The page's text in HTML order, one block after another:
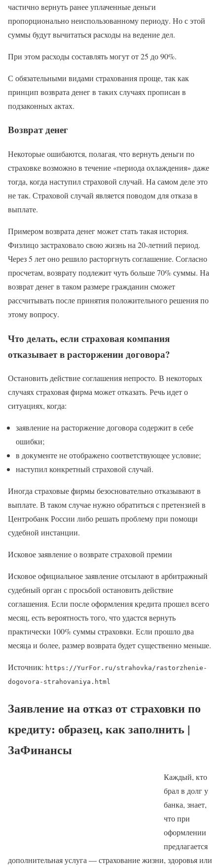
частично вернуть ранее уплаченные деньги
пропорционально неиспользованному периоду. Но с этой
суммы будут вычитаться расходы на ведение дел.
При этом расходы составлять могут от 25 до 90%.
С обязательными видами страхования проще, так как
принцип возврата денег в таких случаях прописан в
подзаконных актах.
Возврат денег
Некоторые ошибаются, полагая, что вернуть деньги по
страховке возможно в течение «периода охлаждения» даже
тогда, когда наступил страховой случай. На самом деле это
не так. Страховой случай является поводом для отказа в
выплате.
Примером возврата денег может стать такая история.
Физлицо застраховало свою жизнь на 20-летний период.
Через 5 лет оно решило расторгнуть соглашение. Согласно
просчетам, возврату подлежит чуть больше 70% суммы. На
возврат денег в таком размере гражданин сможет
рассчитывать после принятия положительного решения по
этому вопросу.
Что делать, если страховая компания
отказывает в расторжении договора?
Остановить действие соглашения непросто. В некоторых
случаях страховая фирма может отказать. Речь идет о
ситуациях, когда:
заявление на расторжение договора содержит в себе
ошибки;
в документе не отображено соответствующее условие;
наступил конкретный страховой случай.
Иногда страховые фирмы безосновательно отказывают в
выплате. В таком случае нужно обратиться с претензией в
Центробанк России либо решать проблему при помощи
судебной инстанции.
Исковое заявление о возврате страховой премии
Исковое официальное заявление отсылают в арбитражный
судебный орган с просьбой остановить действие
соглашения. Если после оформления кредита прошел всего
месяц, есть вероятность того, что удастся вернуть
практически 100% суммы страховки. Если прошло два
месяца и более, размер возврата будет существенно меньше.
Источник: https://YurFor.ru/strahovka/rastorzhenie-
dogovora-strahovaniya.html
Заявление на отказ от страховки по
кредиту: образец, как заполнить |
ЗаФинансы
Каждый, кто
брал в долг у
банка, знает,
что при
оформлении
предлагается
дополнительная услуга ― страхование жизни, здоровья или